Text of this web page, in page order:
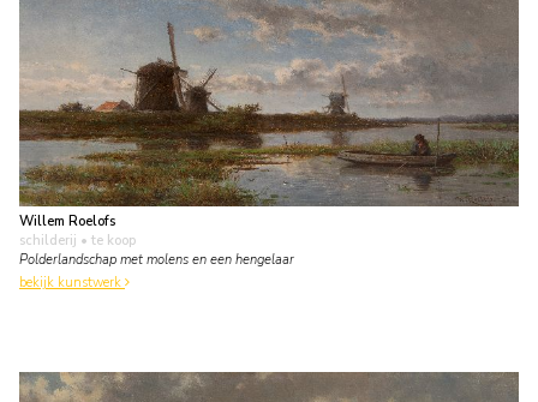
Willem Roelofs
schilderij • te koop
Polderlandschap met molens en een hengelaar
bekijk kunstwerk